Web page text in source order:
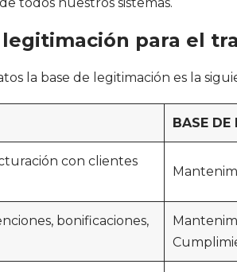
legitimación para el
la base de legitimación es la
BASE DE
con clientes
bonificaciones,